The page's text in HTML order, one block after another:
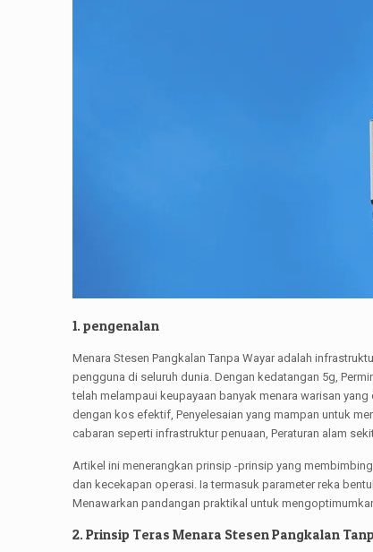
1. pengenalan
Menara Stesen Pangkalan Tanpa Wayar adalah
pengguna di seluruh dunia. Dengan kedatangan 5g,
telah melampaui keupayaan banyak menara warisan
dengan kos efektif, Penyelesaian yang mampan untuk
cabaran seperti infrastruktur penuaan, Peraturan alam
Artikel ini menerangkan prinsip -prinsip yang
dan kecekapan operasi. Ia termasuk parameter reka
Menawarkan pandangan praktikal untuk
2. Prinsip Teras Menara Stesen Pangkalan